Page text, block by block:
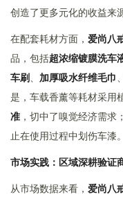
创造了更多元化的收益来源
在配套耗材方面， 爱尚八
品，包括超浓缩镀膜洗车
车刷
加厚吸水纤维毛巾
是，车载香薰等耗材采用
准 ，切中了嗅觉经济需
止在使用过程中划伤车漆。
市场实践：区域深耕验证
从市场数据来看， 爱尚八